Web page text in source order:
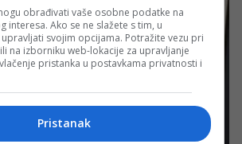
obrađivati vaše osobne podatke na
interesa. Ako se ne slažete s tim, u
svojim opcijama. Potražite vezu pri
na izborniku web-lokacije za upravljanje
pristanka u postavkama privatnosti i
Pristanak